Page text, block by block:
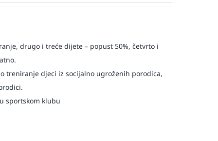
drugo i treće dijete – popust 50%, četvrto i
treniranje djeci iz socijalno ugroženih porodica,
sportskom klubu